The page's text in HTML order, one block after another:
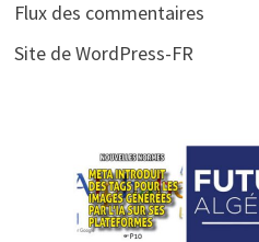
Flux des commentaires
Site de WordPress-FR